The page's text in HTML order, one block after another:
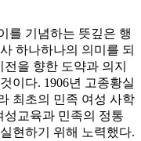
를 기념하는 뜻깊은 행
하나하나의 의미를 되
을 향한 도약과 의지
이다. 1906년 고종황실
최초의 민족 여성 사학
성교육과 민족의 정통
현하기 위해 노력했다.